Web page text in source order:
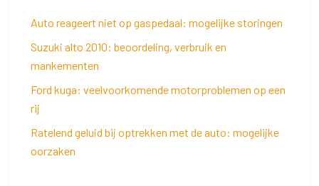
Auto reageert niet op gaspedaal: mogelijke storingen
Suzuki alto 2010: beoordeling, verbruik en
mankementen
Ford kuga: veelvoorkomende motorproblemen op een
rij
Ratelend geluid bij optrekken met de auto: mogelijke
oorzaken